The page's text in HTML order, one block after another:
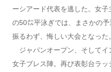
ーシアード代表を逃した。女
の50㍍平泳ぎでは、まさかの
振るわず、悔しい大会となった。
ジャパンオープン、そしてイ
女子ブレス陣。再び表彰台ラッ